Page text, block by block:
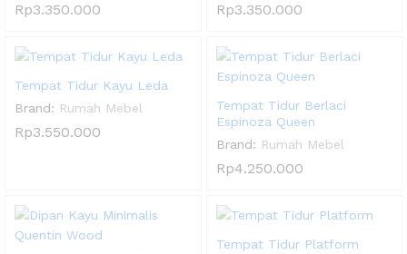
Rp3.350.000 Rp3.350.000
Tempat Tidur Kayu Leda
Brand: Rumah Mebel
Rp3.550.000
Tempat Tidur Berlaci
Espinoza Queen
Brand: Rumah Mebel
Rp4.250.000
Tempat Tidur Platform